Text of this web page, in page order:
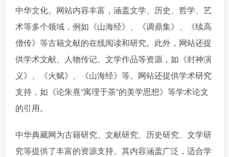
中华文化。网站内容丰富，涵盖文学、历史、哲学、艺
术等多个领域，例如《山海经》、《调鼎集》、《续高
僧传》等古籍文献的在线阅读和研究。此外，网站还提
供学术文献、人物传记、文学作品等资源，如《封神演
义》、《火赋》、《山海经》等。网站还提供学术研究
支持，如《论朱熹“寓理于茶”的美学思想》等学术论文
的引用。
中华典藏网为古籍研究、文献研究、历史研究、文学研
究等提供了丰富的资源支持。其内容涵盖广泛，适合学